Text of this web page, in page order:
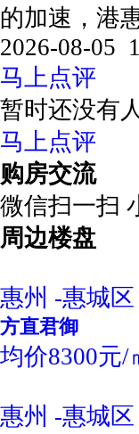
的加速，港
2026-08-05
马上点评
暂时还没有
马上点评
购房交流
微信扫一扫
周边楼盘
惠州 -惠城区
方直君御
均价8300元/
惠州 -惠城区